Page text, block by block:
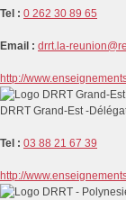
Tel : 0 262 30 89 65
Email : drrt.la-
http://
DRRT Grand-Est -
Tel : 03 88 21 67 39
http://